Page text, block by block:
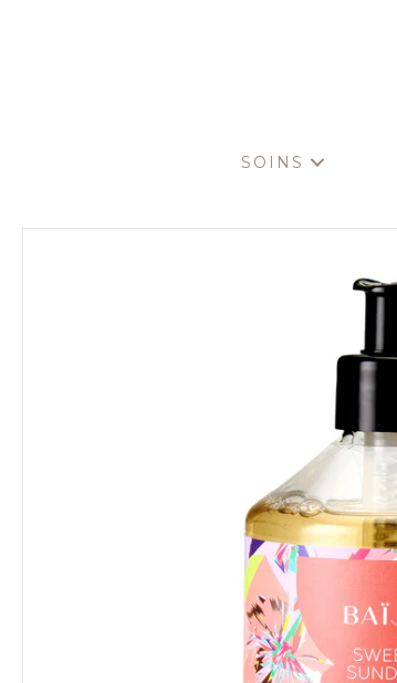
SOINS